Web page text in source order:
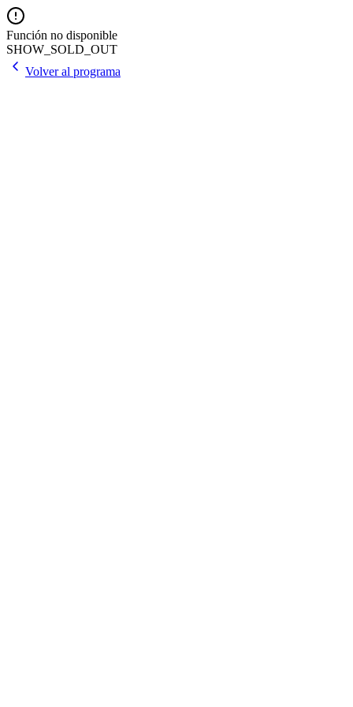
Función no disponible
SHOW_SOLD_OUT
Volver al programa